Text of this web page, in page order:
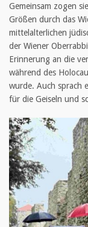
Gemeinsam zogen
Größen durch das
mittelalterlichen
der Wiener
Erinnerung an die
während des
wurde. Auch sprach
für die Geiseln und